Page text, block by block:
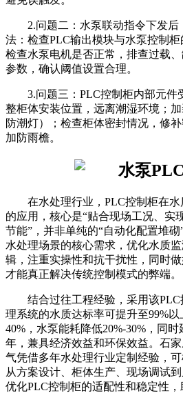
2.问题二：水泵联动指令下发
法：检查PLC输出模块与水泵控制柜
检查水泵电机是否正常，排查过载
参数，确认阈值设置合理。
3.问题三：PLC控制柜内部元件
整柜体安装位置，远离潮湿环境；加
防潮灯）；检查柜体密封情况，修
加防雨檐。
在水处理行业，PLC控制柜在
的应用，核心是“贴合现场工况、实
节能”，并非单纯的“自动化配置堆
水处理场景的核心需求，优化水质
辑，注重实操性和抗干扰性，同时
才能真正解决传统控制模式的弊端。
结合过往工程经验，采用该
理系统的水质达标率可提升至99%
40%，水泵能耗降低20%-30%，同
年，兼具经济效益和环保效益。石
气凭借多年水处理行业定制经验，
从方案设计、柜体生产、现场调试
优化PLC控制柜的适配性和稳定性